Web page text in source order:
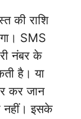
की राशि
SMS
नंबर के
है। या
कर जान
नहीं। इसके